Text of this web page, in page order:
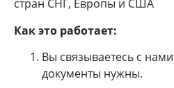
стран СНГ, Европы и США
Как это работает:
Вы связываетесь с
документы нужны.